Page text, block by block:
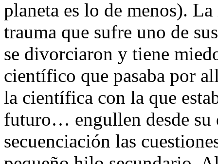
planeta es lo de menos).
trauma que sufre uno de
se divorciaron y tiene
científico que pasaba por
la científica con la que
futuro… engullen desde su
secuenciación las